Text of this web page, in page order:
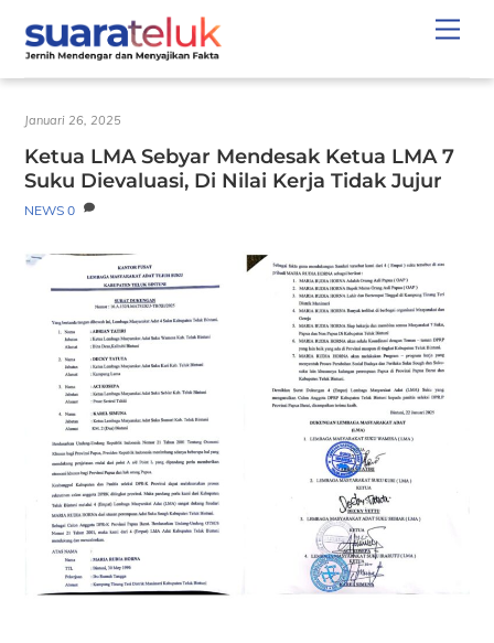
content
Januari 26, 2025
Ketua LMA Sebyar Mendesak Ketua LMA 7
Suku Dievaluasi, Di Nilai Kerja Tidak Jujur
NEWS 0